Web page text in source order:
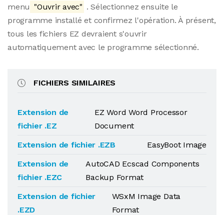
menu "Ouvrir avec" . Sélectionnez ensuite le
programme installé et confirmez l'opération. À présent,
tous les fichiers EZ devraient s'ouvrir
automatiquement avec le programme sélectionné.
FICHIERS SIMILAIRES
Extension de
fichier .EZ
EZ Word Word Processor
Document
Extension de fichier .EZB
EasyBoot Image
Extension de
fichier .EZC
AutoCAD Ecscad Components
Backup Format
Extension de fichier
.EZD
WSxM Image Data
Format